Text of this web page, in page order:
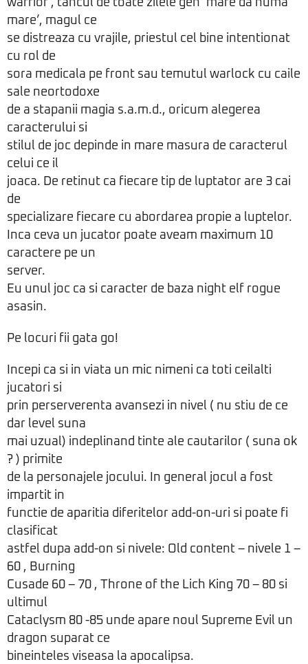
warrior , tancul de toate zilele gen ‘mare da numa’
mare’, magul ce
se distreaza cu vrajile, priestul cel bine intentionat
cu rol de
sora medicala pe front sau temutul warlock cu caile
sale neortodoxe
de a stapanii magia s.a.m.d., oricum alegerea
caracterului si
stilul de joc depinde in mare masura de caracterul
celui ce il
joaca. De retinut ca fiecare tip de luptator are 3 cai
de
specializare fiecare cu abordarea propie a luptelor.
Inca ceva un jucator poate aveam maximum 10
caractere pe un
server.
Eu unul joc ca si caracter de baza night elf rogue
asasin.
Pe locuri fii gata go!
Incepi ca si in viata un mic nimeni ca toti ceilalti
jucatori si
prin perserverenta avansezi in nivel ( nu stiu de ce
dar level suna
mai uzual) indeplinand tinte ale cautarilor ( suna ok
? ) primite
de la personajele jocului. In general jocul a fost
impartit in
functie de aparitia diferitelor add-on-uri si poate fi
clasificat
astfel dupa add-on si nivele: Old content – nivele 1 –
60 , Burning
Cusade 60 – 70 , Throne of the Lich King 70 – 80 si
ultimul
Cataclysm 80 -85 unde apare noul Supreme Evil un
dragon suparat ce
bineinteles viseasa la apocalipsa.